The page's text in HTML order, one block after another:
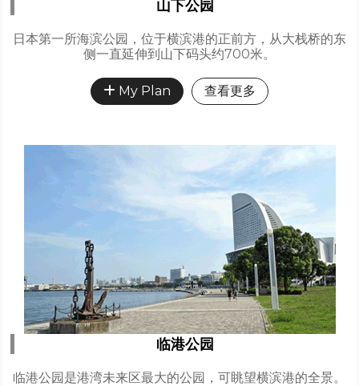
山下公园
日本第一所海滨公园，位于横滨港的正前方，从大栈桥的东
侧一直延伸到山下码头约700米。
My Plan 查看更多
临港公园
临港公园是港湾未来区最大的公园，可眺望横滨港的全景。